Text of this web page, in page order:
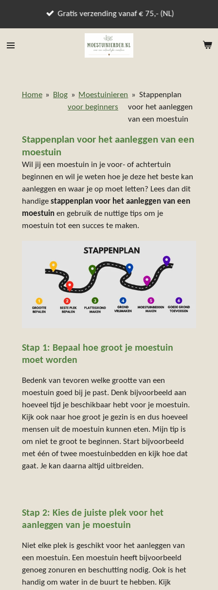
de
Gratis verzending vanaf € 75,- (NL)
Home » Blog » Moestuinieren
voor beginners
» Stappenplan
voor het aanleggen
van een moestuin
Stappenplan voor het aanleggen van een
moestuin
Wil jij een moestuin in je voor- of achtertuin
beginnen en wil je weten hoe je deze het beste kan
aanleggen en waar je op moet letten? Lees dan dit
handige stappenplan voor het aanleggen van een
moestuinen gebruik de nuttige tips om je
moestuin tot een succes te maken.
Stap 1: Bepaal hoe groot je moestuin
moet worden
Bedenk van tevoren welke grootte van een
moestuin goed bij je past. Denk bijvoorbeeld aan
hoeveel tijd je beschikbaar hebt voor je moestuin.
Kijk ook naar hoe groot je gezin is en dus hoeveel
mensen uit de moestuin kunnen eten. Mijn tip is
om niet te groot te beginnen. Start bijvoorbeeld
met één of twee moestuinbedden en kijk hoe dat
gaat. Je kan daarna altijd uitbreiden.
Stap 2: Kies de juiste plek voor het
aanleggen van je moestuin
Niet elke plek is geschikt voor het aanleggen van
een moestuin. Een moestuin heeft bijvoorbeeld
genoeg zonuren en beschutting nodig. Ook is het
handig om water in de buurt te hebben. Kijk